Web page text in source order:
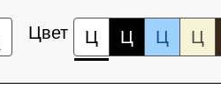
Цвет Ц Ц Ц Ц